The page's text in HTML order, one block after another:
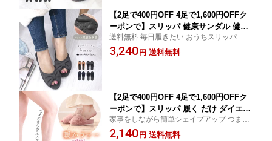
【2足で400円OFF 4足で1,600円OFFク
ーポンで】スリッパ 健康サンダル 健康
スリッパ ツボ押し 来客 リボン ヒール
おしゃれ レディース オフィスサンダル
送料無料 毎日履きたい おうちスリッパシリ
ーズ足裏を優しく刺激 長時間履いても疲れ
にくい ビッグリボンモチーフ 健康スリッパ
3,240 円 送料無料
【2足で400円OFF 4足で1,600円OFFク
ーポンで】スリッパ 履く だけ ダイエッ
トスリッパ つま先立ち 美脚 美尻 スト
レッチ スリッパ レディース健康スリッ
家事をしながら簡単シェイプアップ つま先
立ちですっきり美脚
2,140 円 送料無料